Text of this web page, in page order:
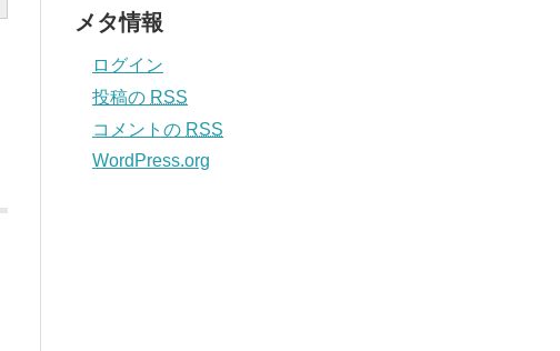
メタ情報
ログイン
投稿の RSS
コメントの RSS
WordPress.org